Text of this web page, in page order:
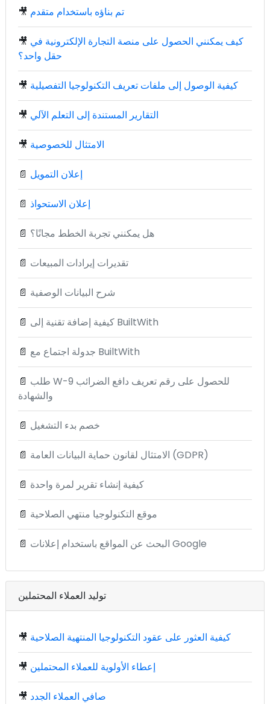
🎥 تم بناؤه باستخدام متقدم
🎥 كيف يمكنني الحصول على منصة التجارة الإلكترونية في
حقل واحد؟
🎥 كيفية الوصول إلى ملفات تعريف التكنولوجيا التفصيلية
🎥 التقارير المستندة إلى التعلم الآلي
🎥 الامتثال للخصوصية
📄 إعلان التمويل
📄 إعلان الاستحواذ
📄 هل يمكنني تجربة الخطط مجانًا؟
📄 تقديرات إيرادات المبيعات
📄 شرح البيانات الوصفية
📄 كيفية إضافة تقنية إلى BuiltWith
📄 جدولة اجتماع مع BuiltWith
📄 طلب W-9 للحصول على رقم تعريف دافع الضرائب
والشهادة
📄 خصم بدء التشغيل
📄 الامتثال لقانون حماية البيانات العامة (GDPR)
📄 كيفية إنشاء تقرير لمرة واحدة
📄 موقع التكنولوجيا منتهي الصلاحية
📄 البحث عن المواقع باستخدام إعلانات Google
توليد العملاء المحتملين
🎥 كيفية العثور على عقود التكنولوجيا المنتهية الصلاحية
🎥 إعطاء الأولوية للعملاء المحتملين
🎥 صافي العملاء الجدد